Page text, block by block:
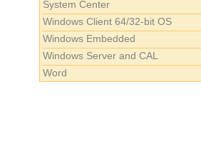
System Center
Windows Client 64/32-bit OS
Windows Embedded
Windows Server and CAL
Word